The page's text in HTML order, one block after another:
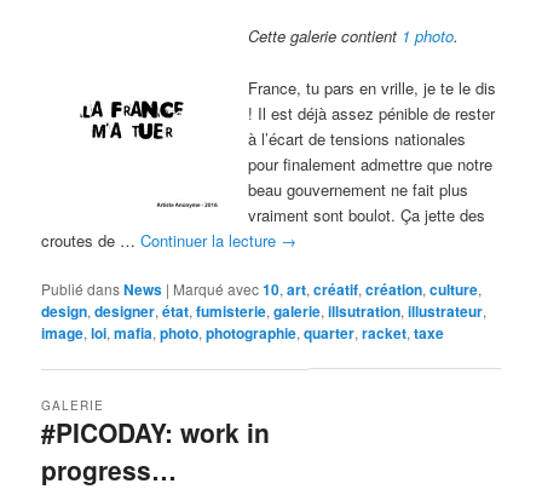
Cette galerie contient 1 photo.
France, tu pars en vrille, je te le dis
! Il est déjà assez pénible de rester
à l’écart de tensions nationales
pour finalement admettre que notre
beau gouvernement ne fait plus
vraiment sont boulot. Ça jette des
croutes de …Continuer la lecture →
Publié dansNews | Marqué avec10,art,créatif,création,culture,
design,designer,état,fumisterie,galerie,illsutration,illustrateur,
image,loi,mafia,photo,photographie,quarter,racket,taxe
#PICODAY: work in
progress…
GALERIE